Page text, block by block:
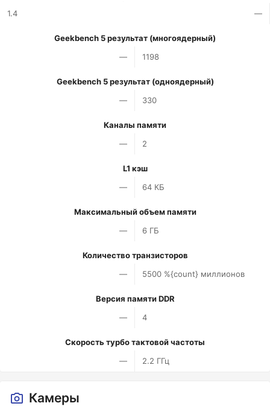
1.4
—
Geekbench 5 результат (многоядерный)
—
1198
Geekbench 5 результат (одноядерный)
—
330
Каналы памяти
—
2
L1 кэш
—
64 КБ
Максимальный объем памяти
—
6 ГБ
Количество транзисторов
—
5500 %{count} миллионов
Версия памяти DDR
—
4
Скорость турбо тактовой частоты
—
2.2 ГГц
Камеры